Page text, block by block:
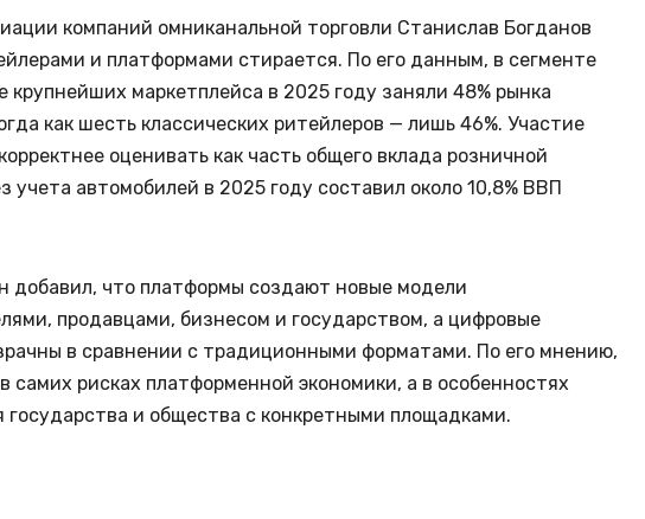
компаний омниканальной торговли Станислав Богданов
и платформами стирается. По его данным, в сегменте
маркетплейса в 2025 году заняли 48% рынка
как шесть классических ритейлеров — лишь 46%. Участие
оценивать как часть общего вклада розничной
учета автомобилей в 2025 году составил около 10,8% ВВП
добавил, что платформы создают новые модели
продавцами, бизнесом и государством, а цифровые
в сравнении с традиционными форматами. По его мнению,
самих рисках платформенной экономики, а в особенностях
государства и общества с конкретными площадками.